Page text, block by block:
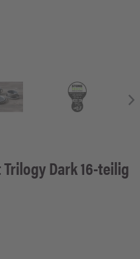
Dark 16-teilig